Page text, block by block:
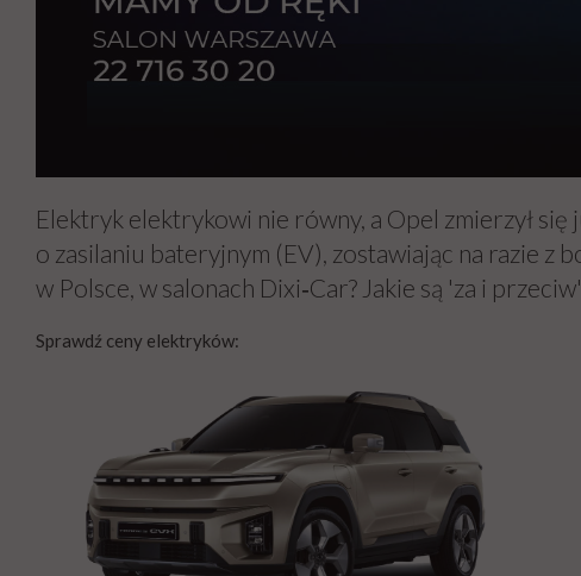
Elektryk elektrykowi nie równy, a Opel zmierzył
o zasilaniu bateryjnym (EV), zostawiając na razie
w Polsce, w salonach Dixi‑Car? Jakie są 'za i
Sprawdź ceny elektryków: